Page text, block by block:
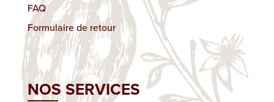
FAQ
Formulaire de retour
NOS SERVICES